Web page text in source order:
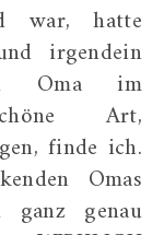
war, hatte
irgendein
Oma im
Art,
finde ich.
Omas
ganz genau